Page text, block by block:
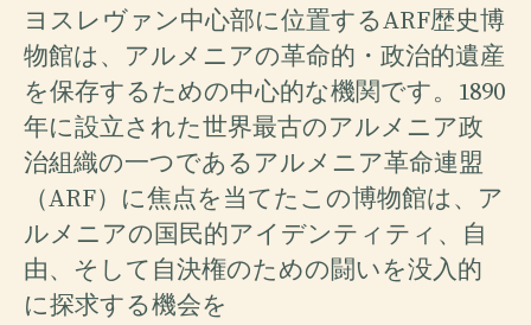
ヨスレヴァン中心部に位置するARF歴史博
物館は、アルメニアの革命的・政治的遺産
を保存するための中心的な機関です。1890
年に設立された世界最古のアルメニア政
治組織の一つであるアルメニア革命連盟
（ARF）に焦点を当てたこの博物館は、ア
ルメニアの国民的アイデンティティ、自
由、そして自決権のための闘いを没入的
に探求する機会を